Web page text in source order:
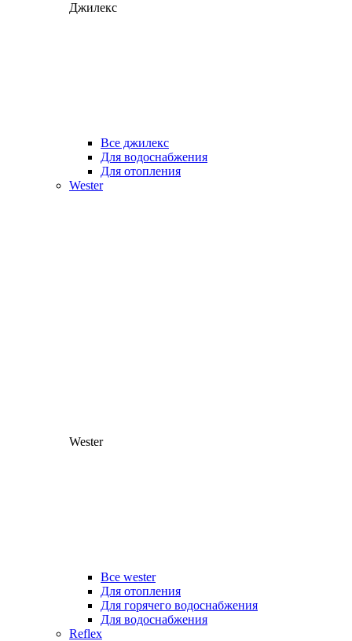
Джилекс
Все джилекс
Для водоснабжения
Для отопления
Wester
Wester
Все wester
Для отопления
Для горячего водоснабжения
Для водоснабжения
Reflex